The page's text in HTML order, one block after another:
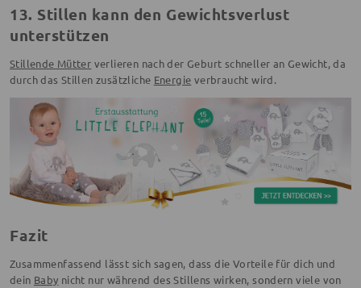
13. Stillen kann den Gewichtsverlust
unterstützen
Stillende Mütter verlieren nach der Geburt schneller an Gewicht, da
durch das Stillen zusätzliche Energie verbraucht wird.
Fazit
Zusammenfassend lässt sich sagen, dass die Vorteile für dich und
dein Baby nicht nur während des Stillens wirken, sondern viele von